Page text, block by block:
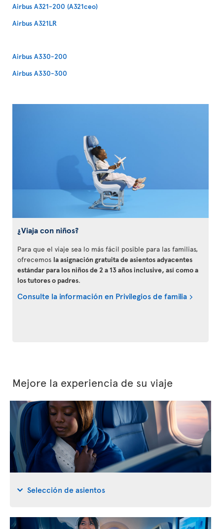
Airbus A321-200 (A321ceo)
Airbus A321LR
Airbus A330-200
Airbus A330-300
¿Viaja con niños?
Para que el viaje sea lo más fácil posible para las familias,
ofrecemos la asignación gratuita de asientos adyacentes
estándar para los niños de 2 a 13 años inclusive, así como a
los tutores o padres.
Consulte la información en Privilegios de familia
Mejore la experiencia de su viaje
Selección de asientos